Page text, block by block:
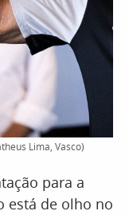
Lima, Vasco)
para a
está de olho no